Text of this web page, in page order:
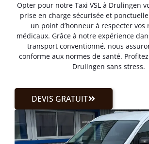
Opter pour notre Taxi VSL à Drulingen
prise en charge sécurisée et
un point d’honneur à respecter vos
médicaux. Grâce à notre expérience
transport conventionné, nous
conforme aux normes de santé. Profitez
Drulingen sans stress.
DEVIS GRATUIT